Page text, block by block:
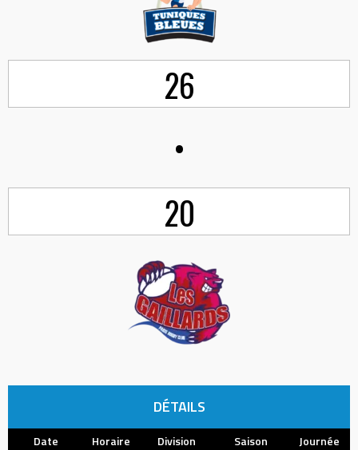
26
•
20
DÉTAILS
Date Horaire Division Saison
Journée